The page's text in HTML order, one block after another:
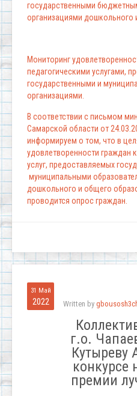
государственными
организациями дошкольного
Мониторинг
педагогическими услугами,
государственными и
организациями.
В соответствии с письмом
Самарской области от
информируем о том, что в
удовлетворенности граждан
услуг, предоставляемых
муниципальными
дошкольного и общего
проводится опрос граждан.
31 Май
2022 Written by
г.о.
Кутыреву
конкурсе
премии